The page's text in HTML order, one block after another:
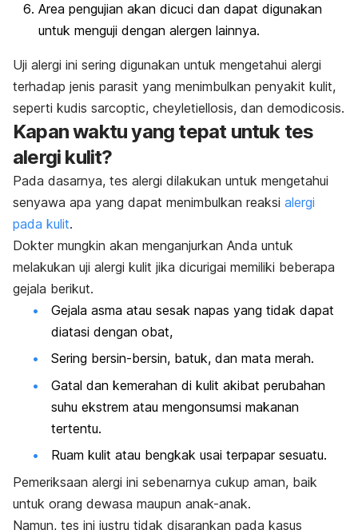
Area pengujian akan dicuci dan dapat digunakan
untuk menguji dengan alergen lainnya.
Uji alergi ini sering digunakan untuk mengetahui alergi
terhadap jenis parasit yang menimbulkan penyakit kulit,
seperti kudis sarcoptic, cheyletiellosis, dan demodicosis.
Kapan waktu yang tepat untuk tes
alergi kulit?
Pada dasarnya, tes alergi dilakukan untuk mengetahui
senyawa apa yang dapat menimbulkan reaksi alergi
pada kulit.
Dokter mungkin akan menganjurkan Anda untuk
melakukan uji alergi kulit jika dicurigai memiliki beberapa
gejala berikut.
Gejala asma atau sesak napas yang tidak dapat
diatasi dengan obat,
Sering bersin-bersin, batuk, dan mata merah.
Gatal dan kemerahan di kulit akibat perubahan
suhu ekstrem atau mengonsumsi makanan
tertentu.
Ruam kulit atau bengkak usai terpapar sesuatu.
Pemeriksaan alergi ini sebenarnya cukup aman, baik
untuk orang dewasa maupun anak-anak.
Namun, tes ini justru tidak disarankan pada kasus